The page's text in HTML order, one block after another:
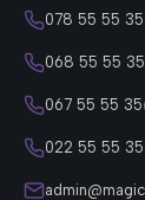
078 55 55 35
068 55 55 35
067 55 55 35
022 55 55 35